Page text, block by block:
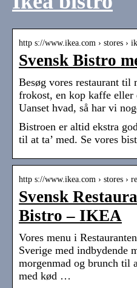
http s://www.ikea.com › stores ›
Svensk Bistro
Besøg vores restaurant til
frokost, en kop kaffe eller
Uanset hvad, så har vi
Bistroen er altid ekstra
til at ta’ med. Se vores
http s://www.ikea.com › stores ›
Svensk
Bistro – IKEA
Vores menu i
Sverige med indbydende
morgenmad og brunch til
med kød …